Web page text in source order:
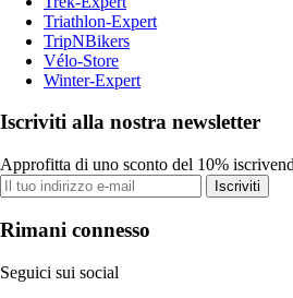
Triathlon-Expert
TripNBikers
Vélo-Store
Winter-Expert
Iscriviti alla nostra newsletter
Approfitta di uno sconto del 10%
Iscriviti
Rimani connesso
Seguici sui social